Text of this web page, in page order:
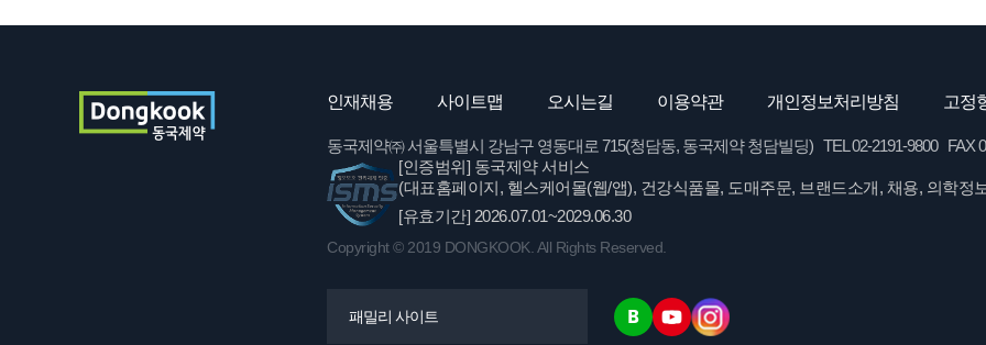
인재채용 사이트맵 오시는길 이용약관 개인정보처리방침 고정
동국제약㈜ 서울특별시 강남구 영동대로 715(청담동, 동국제약 청담빌딩) TEL 02-2191-9800 FAX
[인증범위] 동국제약 서비스
(대표홈페이지, 헬스케어몰(웹/앱), 건강식품몰, 도매주문, 브랜드소개, 채용, 의학정
[유효기간] 2026.07.01~2029.06.30
Copyright © 2019 DONGKOOK. All Rights Reserved.
패밀리 사이트